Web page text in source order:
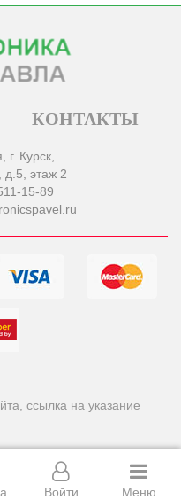
КОНТАКТЫ
г. Курск,
д.5, этаж 2
15-89
ссылка на указание
Войти Меню